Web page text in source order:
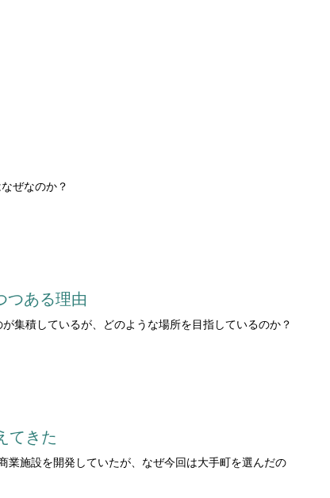
ぜなのか？
つある理由
集積しているが、どのような場所を目指しているのか？
てきた
業施設を開発していたが、なぜ今回は大手町を選んだの